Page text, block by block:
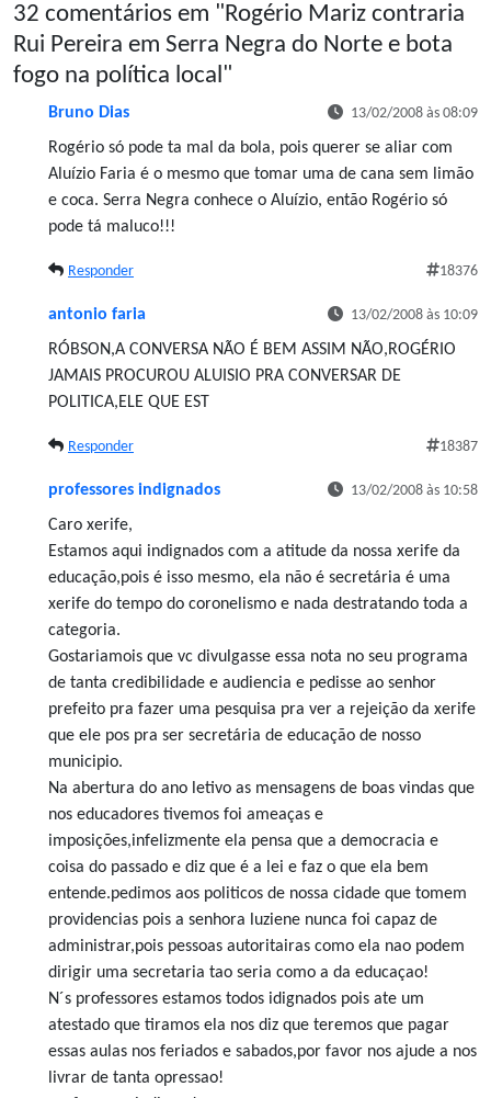
32 comentários em "Rogério Mariz contraria
Rui Pereira em Serra Negra do Norte e bota
fogo na política local"
Bruno Dias 13/02/2008 às 08:09
Rogério só pode ta mal da bola, pois querer se aliar com
Aluízio Faria é o mesmo que tomar uma de cana sem limão
e coca. Serra Negra conhece o Aluízio, então Rogério só
pode tá maluco!!!
Responder 18376
antonio faria 13/02/2008 às 10:09
RÓBSON,A CONVERSA NÃO É BEM ASSIM NÃO,ROGÉRIO
JAMAIS PROCUROU ALUISIO PRA CONVERSAR DE
POLITICA,ELE QUE EST
Responder 18387
professores indignados 13/02/2008 às 10:58
Caro xerife,
Estamos aqui indignados com a atitude da nossa xerife da
educação,pois é isso mesmo, ela não é secretária é uma
xerife do tempo do coronelismo e nada destratando toda a
categoria.
Gostariamois que vc divulgasse essa nota no seu programa
de tanta credibilidade e audiencia e pedisse ao senhor
prefeito pra fazer uma pesquisa pra ver a rejeição da xerife
que ele pos pra ser secretária de educação de nosso
municipio.
Na abertura do ano letivo as mensagens de boas vindas que
nos educadores tivemos foi ameaças e
imposições,infelizmente ela pensa que a democracia e
coisa do passado e diz que é a lei e faz o que ela bem
entende.pedimos aos politicos de nossa cidade que tomem
providencias pois a senhora luziene nunca foi capaz de
administrar,pois pessoas autoritairas como ela nao podem
dirigir uma secretaria tao seria como a da educaçao!
N´s professores estamos todos idignados pois ate um
atestado que tiramos ela nos diz que teremos que pagar
essas aulas nos feriados e sabados,por favor nos ajude a nos
livrar de tanta opressao!